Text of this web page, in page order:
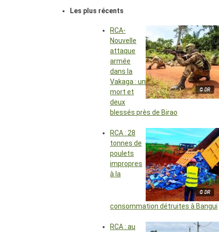
Les plus récents
© DR
RCA-
Nouvelle
attaque
armée
dans la
Vakaga : un
mort et
deux
blessés près de Birao
© DR
RCA : 28
tonnes de
poulets
impropres
à la
consommation détruites à Bangui
RCA : au